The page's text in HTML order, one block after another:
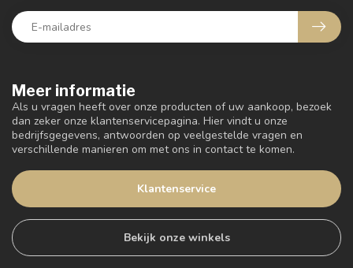
Meer informatie
Als u vragen heeft over onze producten of uw aankoop, bezoek
dan zeker onze klantenservicepagina. Hier vindt u onze
bedrijfsgegevens, antwoorden op veelgestelde vragen en
verschillende manieren om met ons in contact te komen.
Klantenservice
Bekijk onze winkels